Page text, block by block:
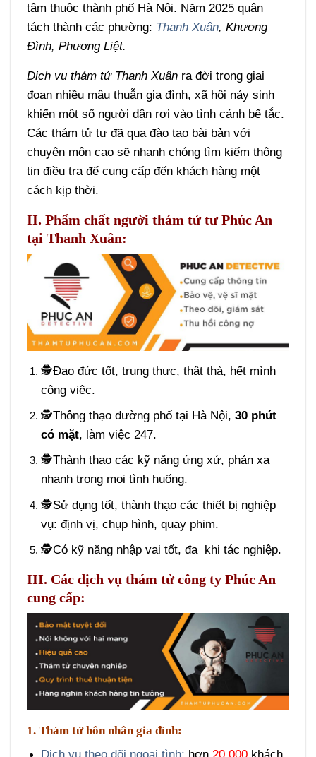
tâm thuộc thành phố Hà Nội. Năm 2025 quận
tách thành các phường: Thanh Xuân, Khương
Đình, Phương Liệt.
Dịch vụ thám tử Thanh Xuân ra đời trong giai
đoạn nhiều mâu thuẫn gia đình, xã hội nảy sinh
khiến một số người dân rơi vào tình cảnh bế tắc.
Các thám tử tư đã qua đào tạo bài bản với
chuyên môn cao sẽ nhanh chóng tìm kiếm thông
tin điều tra để cung cấp đến khách hàng một
cách kịp thời.
II. Phẩm chất người thám tử tư Phúc An
tại Thanh Xuân:
🕵️Đạo đức tốt, trung thực, thật thà, hết mình
công việc.
🕵️Thông thạo đường phố tại Hà Nội, 30 phút
có mặt, làm việc 247.
🕵️Thành thạo các kỹ năng ứng xử, phản xạ
nhanh trong mọi tình huống.
🕵️Sử dụng tốt, thành thạo các thiết bị nghiệp
vụ: định vị, chụp hình, quay phim.
🕵️Có kỹ năng nhập vai tốt, đa khi tác nghiệp.
III. Các dịch vụ thám tử công ty Phúc An
cung cấp:
1. Thám tử hôn nhân gia đình: